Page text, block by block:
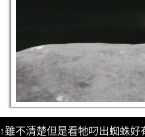
↑雖不清楚但是看牠叼出蜘蛛